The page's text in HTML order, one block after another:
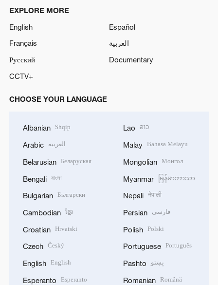
EXPLORE MORE
English
Español
Français
العربية
Русский
Documentary
CCTV+
CHOOSE YOUR LANGUAGE
Albanian Shqip
Arabic العربية
Belarusian Беларуская
Bengali বাংলা
Bulgarian Български
Cambodian ខ្មែរ
Croatian Hrvatski
Czech Český
English English
Esperanto Esperanto
Lao ລາວ
Malay Bahasa Melayu
Mongolian Монгол
Myanmar မြန်မာဘာသာ
Nepali नेपाली
Persian فارسی
Polish Polski
Portuguese Português
Pashto پښتو
Romanian Română